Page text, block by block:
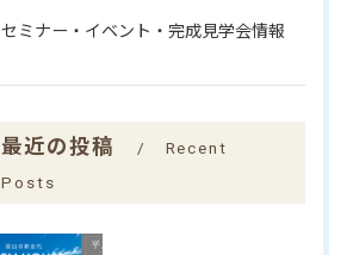
セミナー・イベント・完成見学会情報
最近の投稿
Recent
Posts